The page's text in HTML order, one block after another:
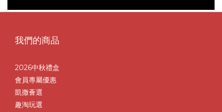
我們的商品
2026中秋禮盒
會員專屬優惠
凱撒薈選
趣淘玩選